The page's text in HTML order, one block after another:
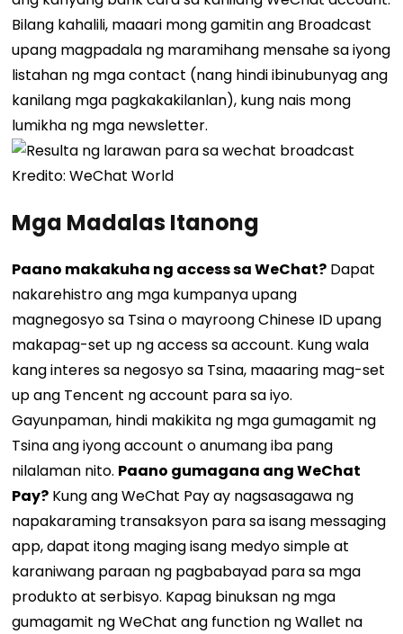
Bilang kahalili, maaari mong gamitin ang Broadcast
upang magpadala ng maramihang mensahe sa iyong
listahan ng mga contact (nang hindi ibinubunyag ang
kanilang mga pagkakakilanlan), kung nais mong
lumikha ng mga newsletter.
Kredito: WeChat World
Mga Madalas Itanong
Paano makakuha ng access sa WeChat? Dapat
nakarehistro ang mga kumpanya upang
magnegosyo sa Tsina o mayroong Chinese ID upang
makapag-set up ng access sa account. Kung wala
kang interes sa negosyo sa Tsina, maaaring mag-set
up ang Tencent ng account para sa iyo.
Gayunpaman, hindi makikita ng mga gumagamit ng
Tsina ang iyong account o anumang iba pang
nilalaman nito. Paano gumagana ang WeChat
Pay? Kung ang WeChat Pay ay nagsasagawa ng
napakaraming transaksyon para sa isang messaging
app, dapat itong maging isang medyo simple at
karaniwang paraan ng pagbabayad para sa mga
produkto at serbisyo. Kapag binuksan ng mga
gumagamit ng WeChat ang function ng Wallet na